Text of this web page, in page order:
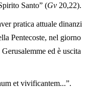
Santo” (Gv 20,22).
pratica attuale dinanzi
Pentecoste, nel giorno
ed è uscita
et vivificantem...”.